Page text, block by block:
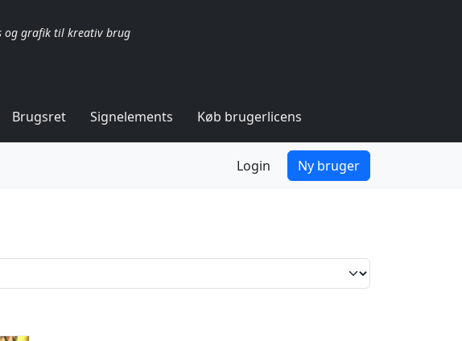
og grafik til kreativ brug
Brugsret Signelements Køb brugerlicens
Login Ny bruger